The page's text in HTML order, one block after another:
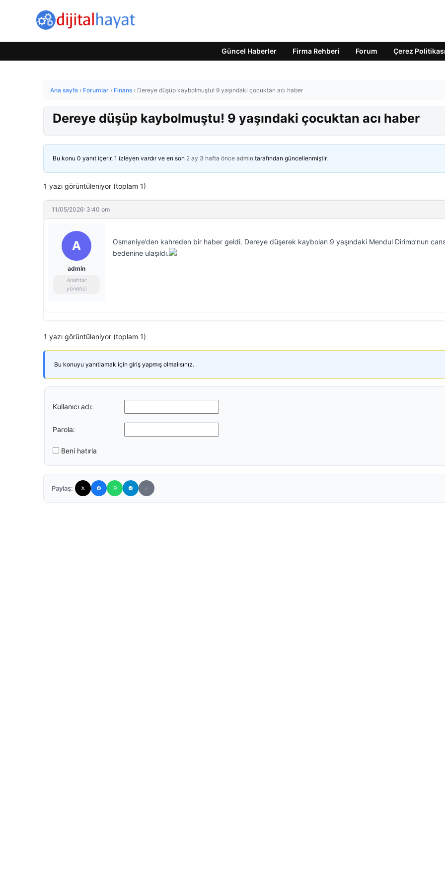
Güncel Haberler Firma Rehberi Forum Çerez Politikası
Ana sayfa › Forumlar › Finans › Dereye düşüp kaybolmuştu! 9 yaşındaki çocuktan acı haber
Dereye düşüp kaybolmuştu! 9 yaşındaki çocuktan acı haber
Bu konu 0 yanıt içerir, 1 izleyen vardır ve en son 2 ay 3 hafta önce admin tarafından güncellenmiştir.
1 yazı görüntüleniyor (toplam 1)
11/05/2026: 3:40 pm
A
admin
Anahtar
yönetici
Osmaniye’den kahreden bir haber geldi. Dereye düşerek kaybolan 9 yaşındaki Mendul Dirimo’nun
bedenine ulaşıldı.
1 yazı görüntüleniyor (toplam 1)
Bu konuyu yanıtlamak için giriş yapmış olmalısınız.
Kullanıcı adı:
Parola:
Beni hatırla
Paylaş: